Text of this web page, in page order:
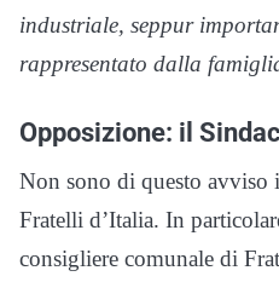
industriale, seppur
rappresentato dalla
Opposizione: il
Non sono di questo avviso
Fratelli d’Italia. In
consigliere comunale di